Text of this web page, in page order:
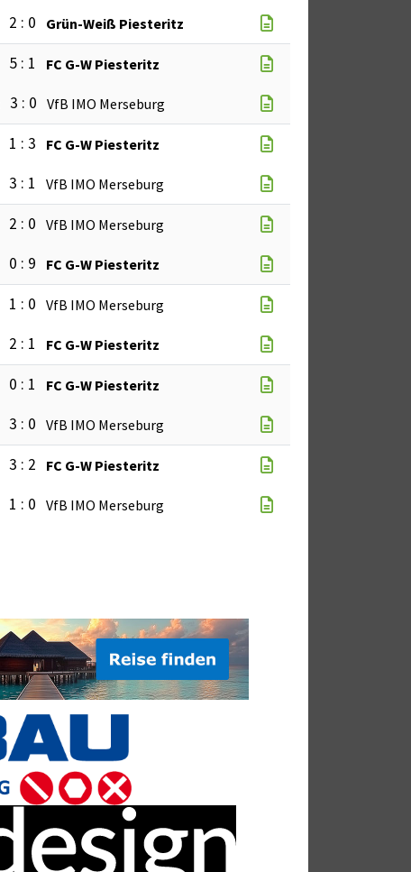
2 : 0 Grün-Weiß Piesteritz
5 : 1 FC G-W Piesteritz
3 : 0 VfB IMO Merseburg
1 : 3 FC G-W Piesteritz
3 : 1 VfB IMO Merseburg
2 : 0 VfB IMO Merseburg
0 : 9 FC G-W Piesteritz
1 : 0 VfB IMO Merseburg
2 : 1 FC G-W Piesteritz
0 : 1 FC G-W Piesteritz
3 : 0 VfB IMO Merseburg
3 : 2 FC G-W Piesteritz
1 : 0 VfB IMO Merseburg